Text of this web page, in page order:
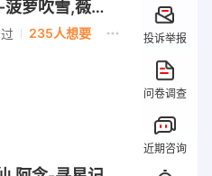
萝吹雪,薇薇
235人想要 投诉举报
问卷调查
近期咨询